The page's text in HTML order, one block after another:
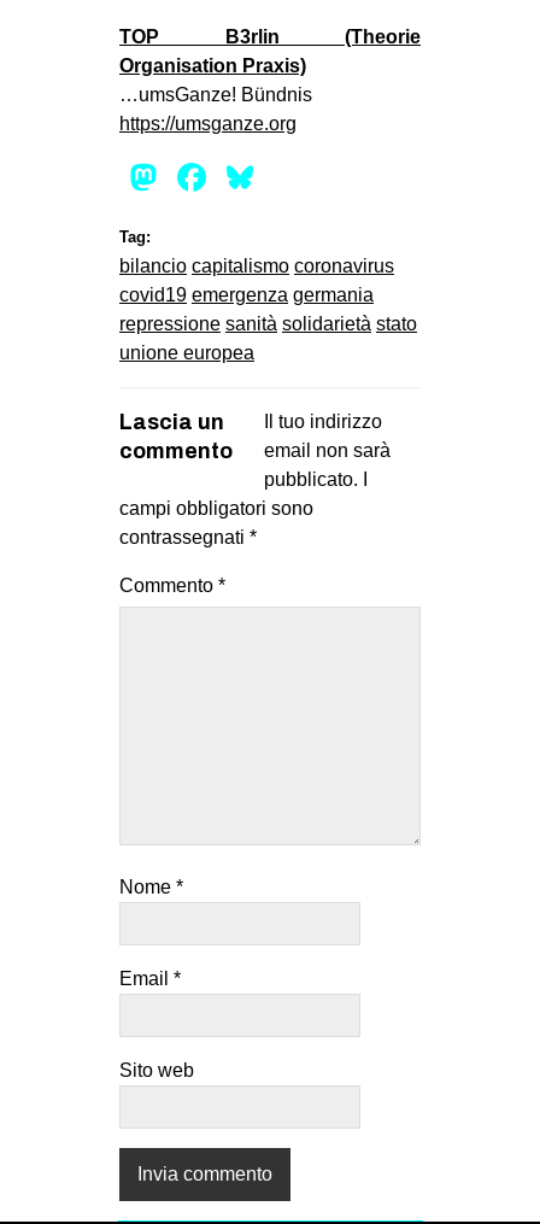
TOP B3rlin (Theorie
Organisation Praxis)
…umsGanze! Bündnis
https://umsganze.org
Mastodon
Facebook
Tag:
bilancio capitalismo coronavirus
covid19 emergenza germania
repressione sanità solidarietà stato
unione europea
Lascia un
commento
Il tuo indirizzo
email non sarà
pubblicato.
campi obbligatori sono
contrassegnati *
Commento *
Nome *
Email *
Sito web